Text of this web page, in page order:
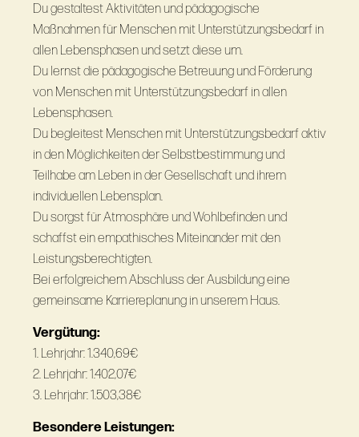
Du gestaltest Aktivitäten und pädagogische
Maßnahmen für Menschen mit Unterstützungsbedarf in
allen Lebensphasen und setzt diese um.
Du lernst die pädagogische Betreuung und Förderung
von Menschen mit Unterstützungsbedarf in allen
Lebensphasen.
Du begleitest Menschen mit Unterstützungsbedarf aktiv
in den Möglichkeiten der Selbstbestimmung und
Teilhabe am Leben in der Gesellschaft und ihrem
individuellen Lebensplan.
Du sorgst für Atmosphäre und Wohlbefinden und
schaffst ein empathisches Miteinander mit den
Leistungsberechtigten.
Bei erfolgreichem Abschluss der Ausbildung eine
gemeinsame Karriereplanung in unserem Haus.
Vergütung:
1. Lehrjahr: 1.340,69€
2. Lehrjahr: 1.402,07€
3. Lehrjahr: 1.503,38€
Besondere Leistungen: